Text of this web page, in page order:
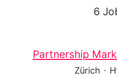
6
Partnership
Zürich ·